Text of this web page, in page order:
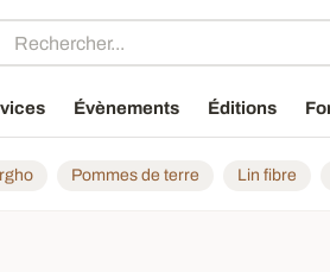
Évènements Éditions
Pommes de terre Lin fibre